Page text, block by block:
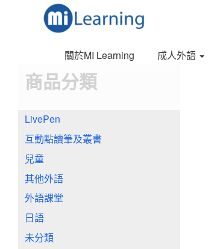
關於MI Learning 成人外語
商品分類
LivePen
互動點讀筆及叢書
兒童
其他外語
外語課堂
日語
未分類